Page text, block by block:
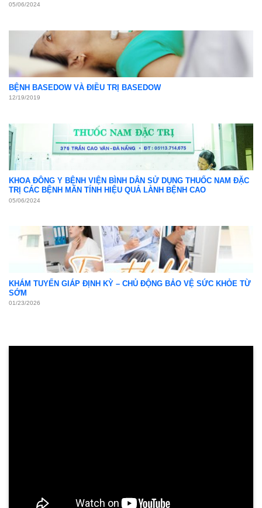
05/06/2024
BỆNH BASEDOW VÀ ĐIỀU TRỊ BASEDOW
12/19/2019
KHOA ĐÔNG Y BỆNH VIỆN BÌNH DÂN SỬ DỤNG THUỐC NAM ĐẶC
TRỊ CÁC BỆNH MÃN TÍNH HIỆU QUẢ LÀNH BỆNH CAO
05/06/2024
KHÁM TUYẾN GIÁP ĐỊNH KỲ – CHỦ ĐỘNG BẢO VỆ SỨC KHỎE TỪ
SỚM
01/23/2026